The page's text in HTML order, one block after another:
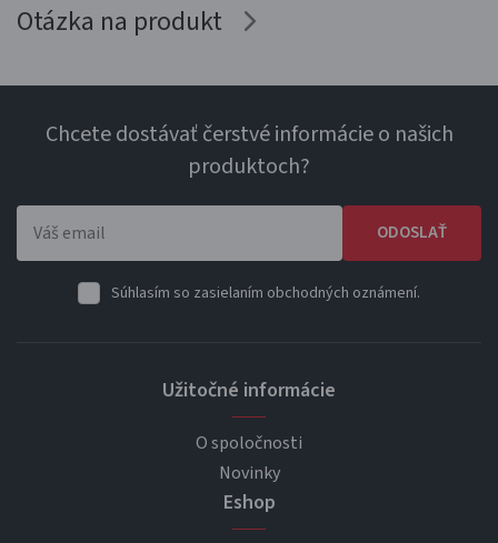
Otázka na produkt
Chcete dostávať čerstvé informácie o našich
produktoch?
ODOSLAŤ
Súhlasím so zasielaním obchodných oznámení.
Užitočné informácie
O spoločnosti
Novinky
Eshop